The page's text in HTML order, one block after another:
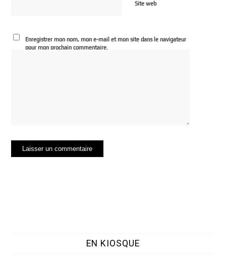
Site web
Enregistrer mon nom, mon e-mail et mon site dans le navigateur
pour mon prochain commentaire.
EN KIOSQUE